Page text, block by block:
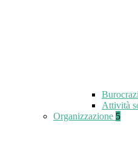
Attività
Organizzazione 5